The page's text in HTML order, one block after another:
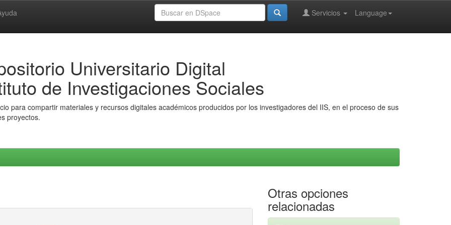
Language
Servicios
Universitario Digital
de Investigaciones Sociales
para compartir materiales y recursos digitales académicos producidos por los investigadores del IIS, en el proceso de sus
proyectos.
Otras opciones
relacionadas